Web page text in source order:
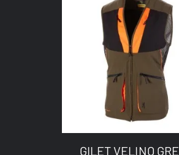
GILET VELINO